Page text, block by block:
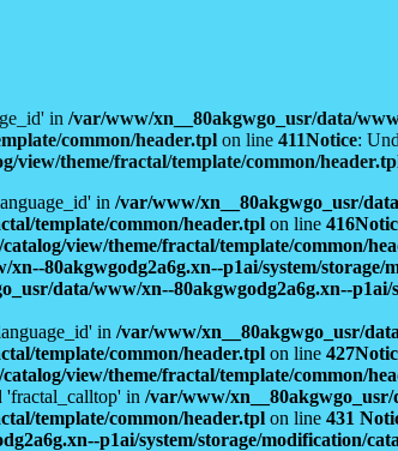
in /var/www/xn__80akgwgo_usr/data/
common/header.tpl on line 411Notice:
view/theme/fractal/template/common/
in /var/www/xn__80akgwgo_usr/
template/common/header.tpl on line 416
view/theme/fractal/template/common/
80akgwgodg2a6g.xn--p1ai/system/
data/www/xn--80akgwgodg2a6g.xn--
in /var/www/xn__80akgwgo_usr/
template/common/header.tpl on line 427
view/theme/fractal/template/common/
'fractal_calltop' in /var/www/
template/common/header.tpl on line 431
p1ai/system/storage/modification/